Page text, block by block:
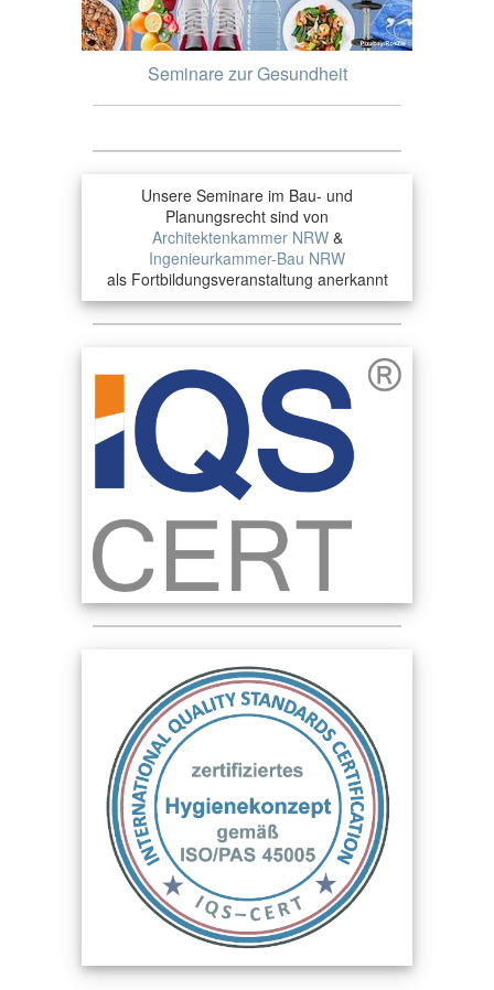
Seminare zur Gesundheit
Unsere Seminare im Bau- und
Planungsrecht sind von
Architektenkammer NRW&
Ingenieurkammer-Bau NRW
als Fortbildungsveranstaltung anerkannt